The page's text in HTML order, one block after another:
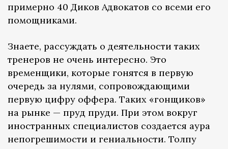
примерно 40 Диков Адвокатов со всеми его
помощниками.
Знаете, рассуждать о деятельности таких
тренеров не очень интересно. Это
временщики, которые гонятся в первую
очередь за нулями, сопровождающими
первую цифру оффера. Таких «гонщиков»
на рынке — пруд пруди. При этом вокруг
иностранных специалистов создается аура
непогрешимости и гениальности. Толпу